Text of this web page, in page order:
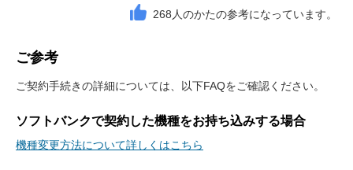
268 人のかたの参考になっています。
ご参考
ご契約手続きの詳細については、以下FAQをご確認ください。
ソフトバンクで契約した機種をお持ち込みする場合
機種変更方法について詳しくはこちら